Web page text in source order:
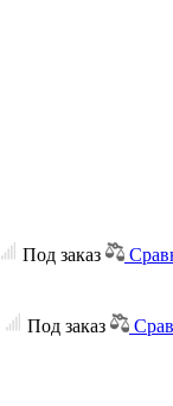
Под заказ
Под заказ